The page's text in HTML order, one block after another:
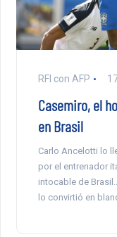
RFI con AFP
Casemiro, el
en Brasil
Carlo Ancelotti lo
por el entrenador
intocable de
lo convirtió en